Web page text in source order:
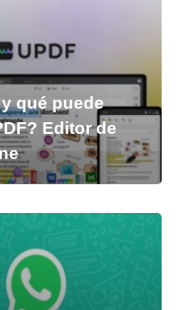
qué puede
Editor de